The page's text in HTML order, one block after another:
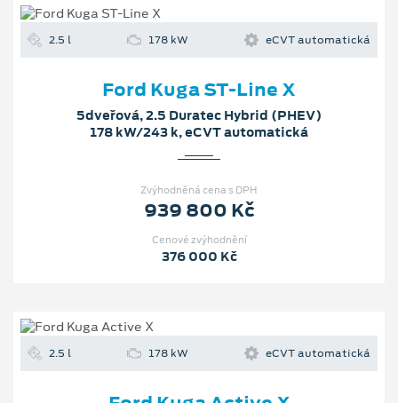
2.5 l 178 kW eCVT automatická
Ford Kuga ST-Line X
5dveřová, 2.5 Duratec Hybrid (PHEV)
178 kW/243 k, eCVT automatická
Zvýhodněná cena s DPH
939 800 Kč
Cenové zvýhodnění
376 000 Kč
2.5 l 178 kW eCVT automatická